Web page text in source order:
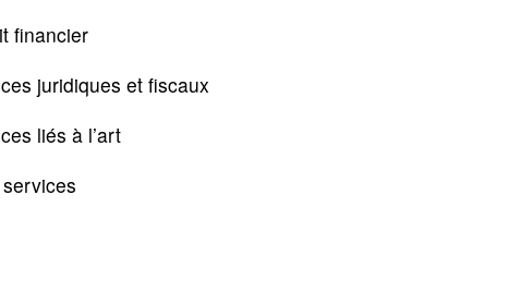
financier
juridiques et fiscaux
liés à l’art